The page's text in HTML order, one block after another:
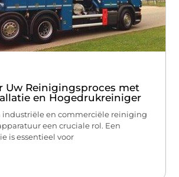
Uw Reinigingsproces met
en Hogedrukreiniger
industriële en commerciële reiniging
een cruciale rol. Een
is essentieel voor